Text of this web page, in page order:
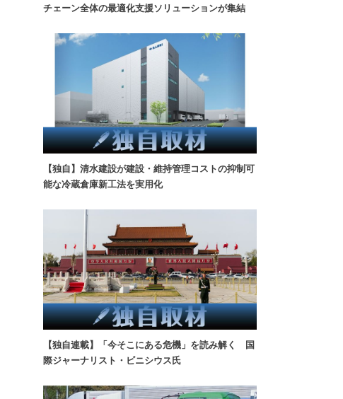
チェーン全体の最適化支援ソリューションが集結
【独自】清水建設が建設・維持管理コストの抑制可
能な冷蔵倉庫新工法を実用化
【独自連載】「今そこにある危機」を読み解く 国
際ジャーナリスト・ビニシウス氏